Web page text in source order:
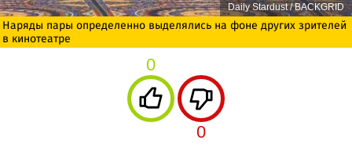
Daily Stardust / BACKGRID
Наряды пары определенно выделялись на фоне других зрителей
в кинотеатре
0
0